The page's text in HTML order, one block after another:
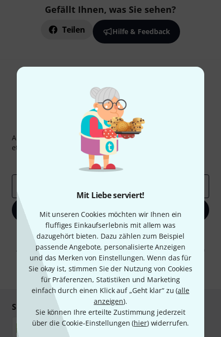
Mit Liebe serviert!
Mit unseren Cookies möchten wir Ihnen ein
fluffiges Einkaufserlebnis mit allem was
dazugehört bieten. Dazu zählen zum Beispiel
passende Angebote, personalisierte Anzeigen
und das Merken von Einstellungen. Wenn das für
Sie okay ist, stimmen Sie der Nutzung von Cookies
für Präferenzen, Statistiken und Marketing
einfach durch einen Klick auf „Geht klar“ zu (alle
anzeigen).
Sie können Ihre erteilte Zustimmung jederzeit
über die Cookie-Einstellungen (hier) widerrufen.
Gefällt Ihnen, was Sie sehen?
Teilen Hilfe & Feedback
Thomann Newsletter
Abonniere den Thomann Newsletter und gewinne mit
etwas Glück einen von
50 Gutscheinen
Inspirierende Beiträge
Jetzt anmelden
Mit Klick auf „Jetzt anmelden“ stimmen Sie dem Erhalt von E-Mail-
Werbung und einer Messung des E-Mail-Nutzungsverhaltens zu. Die
Abmeldung ist jederzeit möglich. Weitere Informationen finden Sie in
unserenDatenschutzhinweisen.
* Pflichtfeld
Sicher einkaufen & bezahlen